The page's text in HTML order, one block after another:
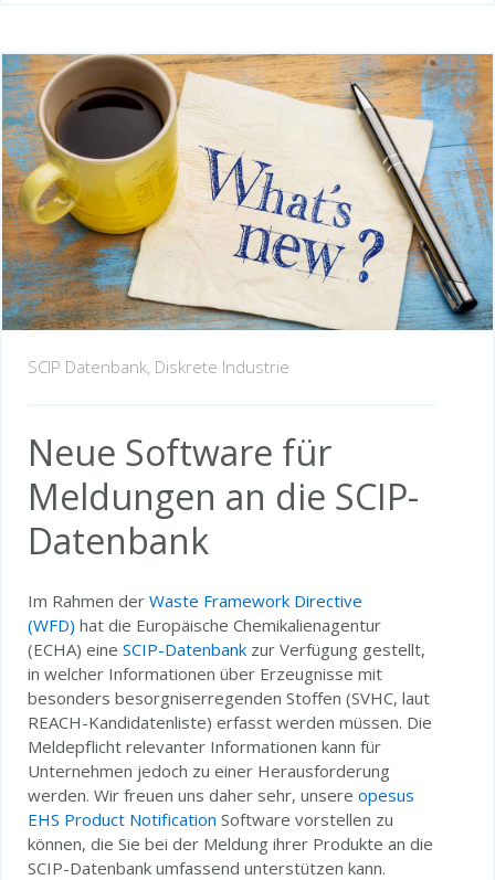
SCIP Datenbank, Diskrete Industrie
Neue Software für
Meldungen an die SCIP-
Datenbank
Im Rahmen der Waste Framework Directive
(WFD) hat die Europäische Chemikalienagentur
(ECHA) eine SCIP-Datenbankzur Verfügung gestellt,
in welcher Informationen über Erzeugnisse mit
besonders besorgniserregenden Stoffen (SVHC, laut
REACH-Kandidatenliste) erfasst werden müssen. Die
Meldepflicht relevanter Informationen kann für
Unternehmen jedoch zu einer Herausforderung
werden. Wir freuen uns daher sehr, unsere opesus
EHS Product Notification Software vorstellen zu
können, die Sie bei der Meldung ihrer Produkte an die
SCIP-Datenbank umfassend unterstützen kann.